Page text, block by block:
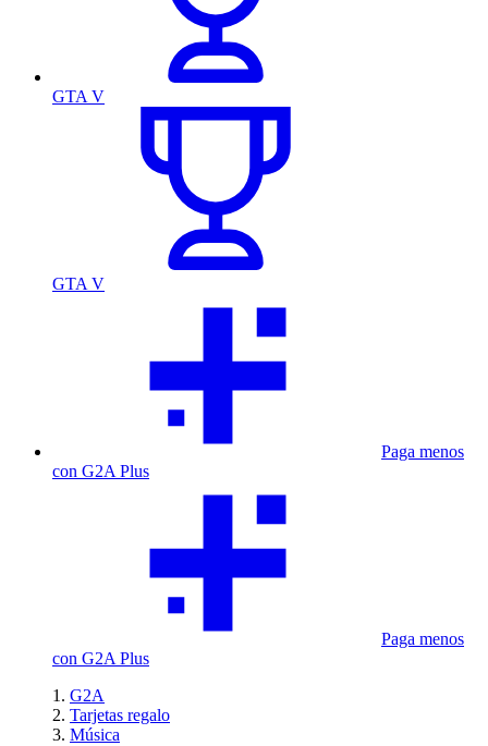
GTA V
GTA V
Paga menos
con G2A Plus
Paga menos
con G2A Plus
G2A
Tarjetas regalo
Música